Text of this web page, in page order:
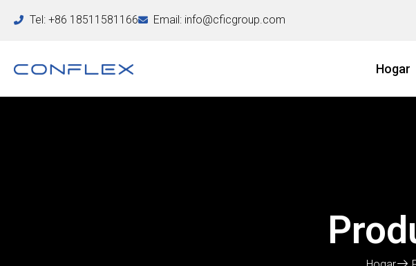
Tel: +86 18511581166 Email: info@cficgroup.com
Hogar